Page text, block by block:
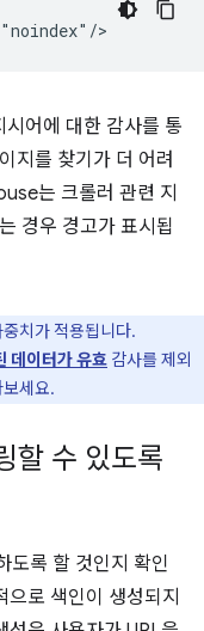
어에 대한 감사를 통
지를 찾기가 더 어려
는 크롤러 관련 지
경우 경고가 표시됩
치가 적용됩니다.
데이터가 유효 감사를 제외
세요.
할 수 있도록
도록 할 것인지 확인
으로 색인이 생성되지